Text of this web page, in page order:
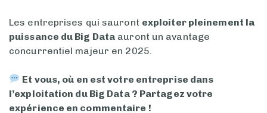
Les entreprises qui sauront exploiter pleinement la
puissance du Big Data auront un avantage
concurrentiel majeur en 2025.
Et vous, où en est votre entreprise dans
l’exploitation du Big Data ? Partagez votre
expérience en commentaire !